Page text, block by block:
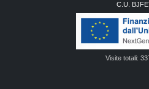
C.U.
Visite totali: